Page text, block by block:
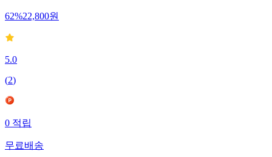
62%22,800원
5.0
(2)
0 적립
무료배송